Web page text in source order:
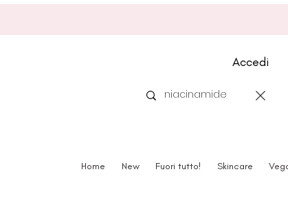
Accedi
Home New Fuori tutto! Skincare